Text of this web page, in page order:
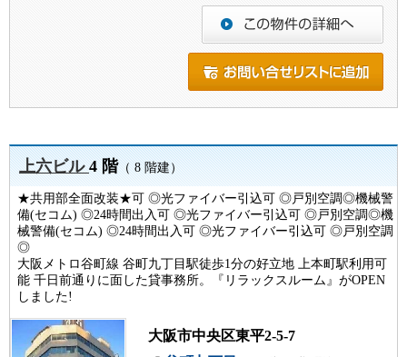
上六ビル4 階（ 8 階建）
★共用部全面改装★可 ◎光ファイバー引込可 ◎戸別空調◎機械警
備(セコム) ◎24時間出入可 ◎光ファイバー引込可 ◎戸別空調◎機
械警備(セコム) ◎24時間出入可 ◎光ファイバー引込可 ◎戸別空調
◎
大阪メトロ谷町線 谷町九丁目駅徒歩1分の好立地 上本町駅利用可
能 千日前通りに面した貸事務所。『リラックスルーム』がOPEN
しました!
大阪市中央区東平2-5-7